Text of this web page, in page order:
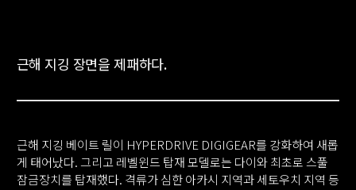
근해 지깅 장면을 제패하다.
근해 지깅 베이트 릴이 HYPERDRIVE DIGIGEAR를 강화하여 새롭
게 태어났다. 그리고 레벨윈드 탑재 모델로는 다이와 최초로 스풀
잠금장치를 탑재했다. 격류가 심한 아카시 지역과 세토우치 지역 등